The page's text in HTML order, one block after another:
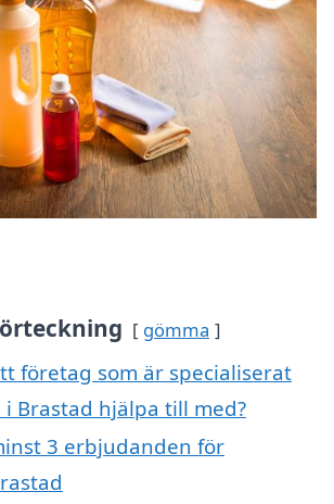
gömma
företag som är specialiserat
Brastad hjälpa till med?
3 erbjudanden för